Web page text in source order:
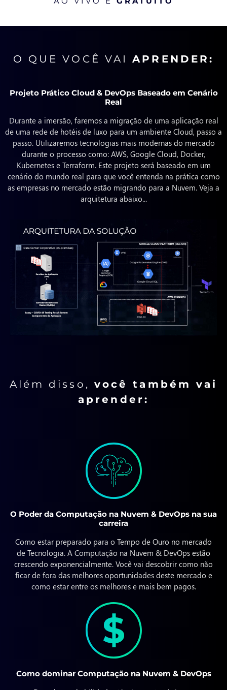
O QUE VOCÊ VAIAPRENDER:
Projeto Prático Cloud & DevOps Baseado em Cenário
Real
Durante a imersão, faremos a migração de uma aplicação real
de uma rede de hotéis de luxo para um ambiente Cloud, passo a
passo. Utilizaremos tecnologias mais modernas do mercado
durante o processo como: AWS, Google Cloud, Docker,
Kubernetes e Terraform. Este projeto será baseado em um
cenário do mundo real para que você entenda na prática como
as empresas no mercado estão migrando para a Nuvem. Veja a
arquitetura abaixo...
Além disso, você também vai
aprender:
O Poder da Computação na Nuvem & DevOps na sua
carreira
Como estar preparado para o Tempo de Ouro no mercado
de Tecnologia. A Computação na Nuvem & DevOps estão
crescendo exponencialmente. Você vai descobrir como não
ficar de fora das melhores oportunidades deste mercado e
como estar entre os melhores e mais bem pagos.
Como dominar Computação na Nuvem & DevOps